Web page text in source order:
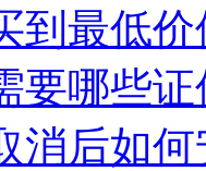
到最低
要哪些证
消后如